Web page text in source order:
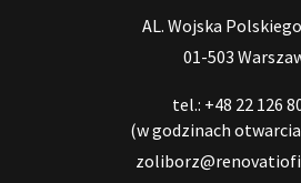
AL. Wojska
01-503
tel.: +48 22 126
(w godzinach